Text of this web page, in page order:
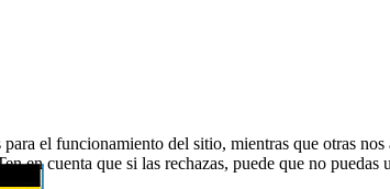
el funcionamiento del sitio, mientras que otras
en cuenta que si las rechazas, puede que no